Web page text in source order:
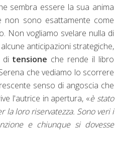
sembra essere la sua anima
non sono esattamente come
Non vogliamo svelare nulla di
anticipazioni strategiche,
di tensione che rende il libro
che vediamo lo scorrere
senso di angoscia che
l'autrice in apertura, «è stato
la loro riservatezza. Sono veri i
e chiunque si dovesse